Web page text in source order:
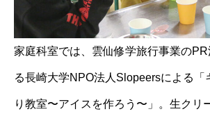
家庭科室では、雲仙修学旅行事業の
る長崎大学NPO法人Slopeersによる「
り教室〜アイスを作ろう〜」。生クリ